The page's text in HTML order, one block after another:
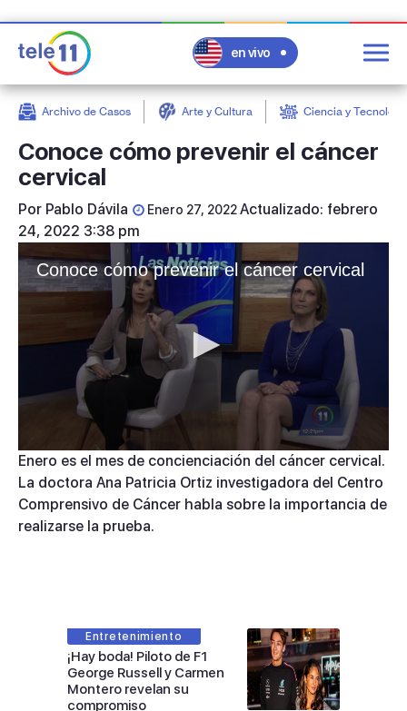
en vivo
Archivo de Casos Arte y Cultura Ciencia y
Conoce cómo prevenir el cáncer
cervical
Por Pablo Dávila Enero 27, 2022Actualizado: febrero
24, 2022 3:38 pm
Conoce cómo prevenir el cáncer cervical
0
of
5
minutes,
2
Enero es el mes de concienciación del cáncer cervical.
La doctora Ana Patricia Ortiz investigadora del Centro
Comprensivo de Cáncer habla sobre la importancia de
realizarse la prueba.
Entretenimiento
¡Hay boda! Piloto de F1
George Russell y Carmen
Montero revelan su
compromiso
post